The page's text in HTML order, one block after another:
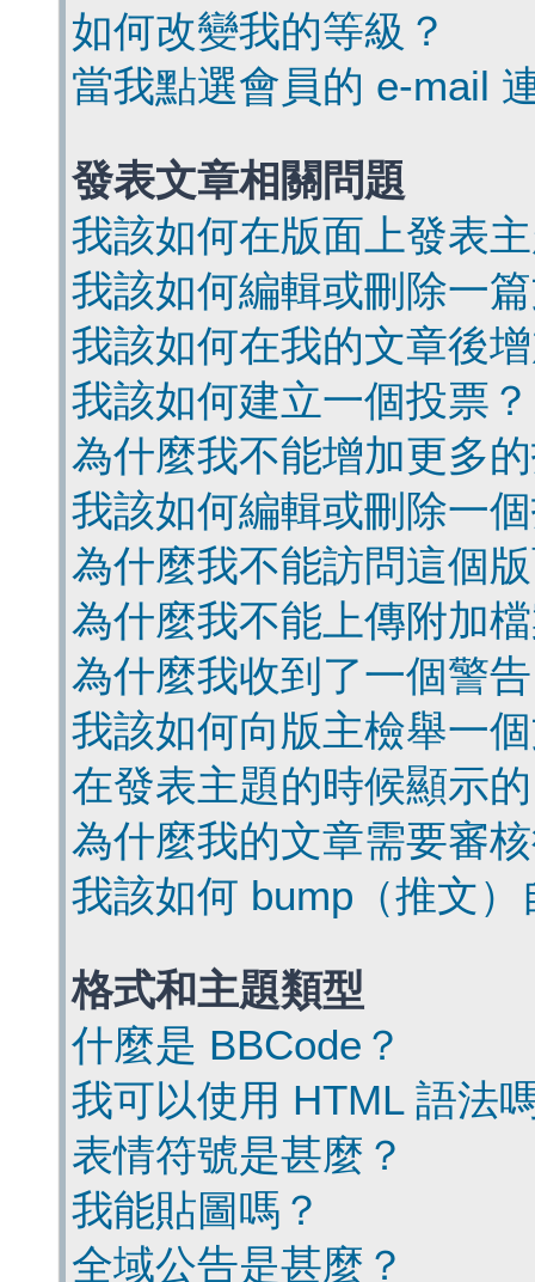
如何改變我的等級？
當我點選會員的 e-mail
發表文章相關問題
我該如何在版面上發表
我該如何編輯或刪除一
我該如何在我的文章後
我該如何建立一個投票？
為什麼我不能增加更多
我該如何編輯或刪除一
為什麼我不能訪問這個
為什麼我不能上傳附加
為什麼我收到了一個警
我該如何向版主檢舉一
在發表主題的時候顯示
為什麼我的文章需要審
我該如何 bump（推文
格式和主題類型
什麼是 BBCode？
我可以使用 HTML 語法
表情符號是甚麼？
我能貼圖嗎？
全域公告是甚麼？